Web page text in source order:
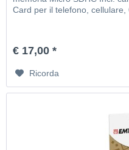
Card per il telefono, cellulare,
€ 17,00 *
Ricorda